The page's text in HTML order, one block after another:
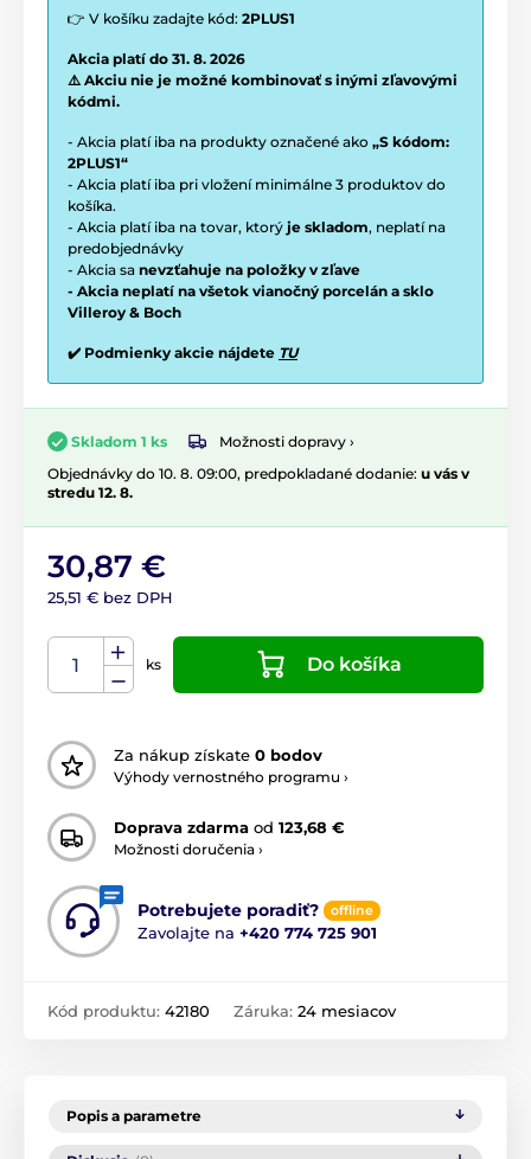
👉 V košíku zadajte kód: 2PLUS1
Akcia platí do 31. 8. 2026
⚠️ Akciu nie je možné kombinovať s inými zľavovými
kódmi.
- Akcia platí iba na produkty označené ako „S kódom:
2PLUS1“
- Akcia platí iba pri vložení minimálne 3 produktov do
košíka.
- Akcia platí iba na tovar, ktorý je skladom, neplatí na
predobjednávky
- Akcia sa nevzťahuje na položky v zľave
- Akcia neplatí na všetok vianočný porcelán a sklo
Villeroy & Boch
✔️ Podmienky akcie nájdete TU
Skladom 1 ks
Možnosti dopravy ›
Objednávky do 10. 8. 09:00, predpokladané dodanie: u vás v
stredu 12. 8.
30,87 €
25,51 € bez DPH
ks Do košíka
Za nákup získate 0 bodov
Výhody vernostného programu ›
Doprava zdarma od 123,68 €
Možnosti doručenia ›
Potrebujete poradiť? offline
Zavolajte na +420 774 725 901
Kód produktu: 42180 Záruka: 24 mesiacov
Popis a parametre